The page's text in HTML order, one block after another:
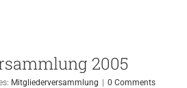
2005
Mitgliederversammlung 0 Comments